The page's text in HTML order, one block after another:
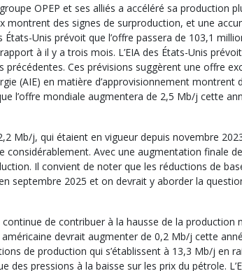
OPEP et ses alliés a accéléré sa production
montrent des signes de surproduction, et une
États-Unis prévoit que l’offre passera de 103,1
à il y a trois mois. L’EIA des États-Unis
Ces prévisions suggèrent une offre
(AIE) en matière d’approvisionnement montrent
l’offre mondiale augmentera de 2,5 Mb/j cette
Mb/j, qui étaient en vigueur depuis novembre
considérablement. Avec une augmentation finale
Il convient de noter que les réductions de
septembre 2025 et on devrait y aborder la
de contribuer à la hausse de la production
devrait augmenter de 0,2 Mb/j cette
de production qui s’établissent à 13,3 Mb/j en
des pressions à la baisse sur les prix du pétrole.